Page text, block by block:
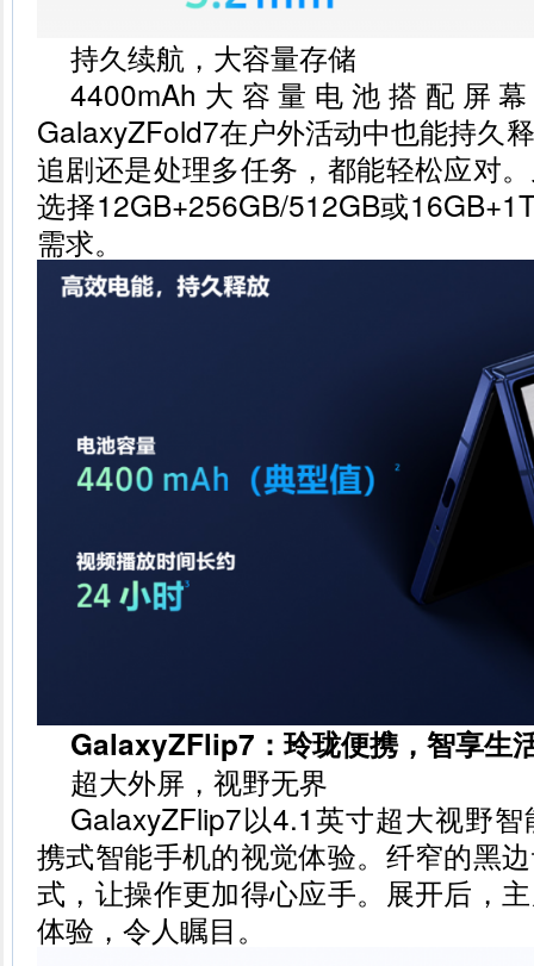
持久续航，大容量存储
4400mAh大容量电池搭配屏
GalaxyZFold7在户外活动中也能持久
追剧还是处理多任务，都能轻松应对
选择12GB+256GB/512GB或
需求。
GalaxyZFlip7：玲珑便携，智享生
超大外屏，视野无界
GalaxyZFlip7以4.1英寸超大视野
携式智能手机的视觉体验。纤窄的黑
式，让操作更加得心应手。展开后，
体验，令人瞩目。